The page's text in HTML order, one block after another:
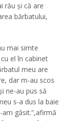
rău și că are
bărbatului,
mai simte
el în cabinet
meu are
dar m-au scos
ne-au pus să
s-a dus la baie
găsit.”,afirmă